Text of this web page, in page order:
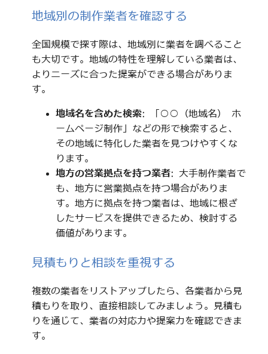
地域別の制作業者を確認する
全国規模で探す際は、地域別に業者を調べること
も大切です。地域の特性を理解している業者は、
よりニーズに合った提案ができる場合がありま
す。
地域名を含めた検索: 「○○（地域名） ホ
ームページ制作」などの形で検索すると、
その地域に特化した業者を見つけやすくな
ります。
地方の営業拠点を持つ業者: 大手制作業者で
も、地方に営業拠点を持つ場合がありま
す。地方に拠点を持つ業者は、地域に根ざ
したサービスを提供できるため、検討する
価値があります。
見積もりと相談を重視する
複数の業者をリストアップしたら、各業者から見
積もりを取り、直接相談してみましょう。見積も
りを通じて、業者の対応力や提案力を確認できま
す。